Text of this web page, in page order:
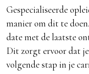
Gespecialiseerde
manier om dit te
date met de laatste
Dit zorgt ervoor dat
volgende stap in je